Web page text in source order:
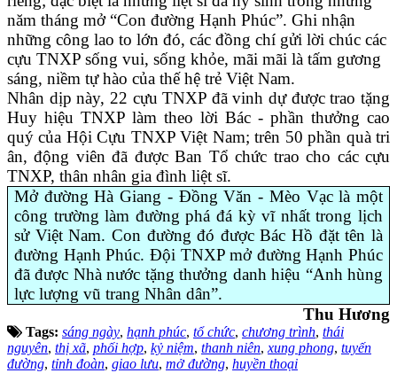
năm tháng mở “Con đường Hạnh Phúc”. Ghi nhận
những công lao to lớn đó, các đồng chí gửi lời chúc các
cựu TNXP sống vui, sống khỏe, mãi mãi là tấm gương
sáng, niềm tự hào của thế hệ trẻ Việt Nam.
Nhân dịp này, 22 cựu TNXP đã vinh dự được trao tặng
Huy hiệu TNXP làm theo lời Bác - phần thưởng cao
quý của Hội Cựu TNXP Việt Nam; trên 50 phần quà tri
ân, động viên đã được Ban Tổ chức trao cho các cựu
TNXP, thân nhân gia đình liệt sĩ.
Mở đường Hà Giang - Đồng Văn - Mèo Vạc là một
công trường làm đường phá đá kỳ vĩ nhất trong lịch
sử Việt Nam. Con đường đó được Bác Hồ đặt tên là
đường Hạnh Phúc. Đội TNXP mở đường Hạnh Phúc
đã được Nhà nước tặng thưởng danh hiệu “Anh hùng
lực lượng vũ trang Nhân dân”.
Thu Hương
Tags: sáng ngày, hạnh phúc, tổ chức, chương trình, thái
nguyên, thị xã, phối hợp, kỷ niệm, thanh niên,xung phong, tuyến
đường, tỉnh đoàn, giao lưu, mở đường, huyền thoại